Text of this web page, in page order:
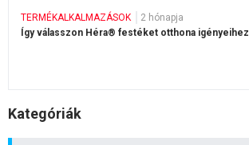
TERMÉKALKALMAZÁSOK
2 hónapja
Így válasszon Héra® festéket otthona igényeihez
Kategóriák